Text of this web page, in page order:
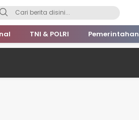
TNI & POLRI Pemerintahan